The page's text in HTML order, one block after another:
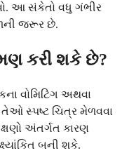
આ સંકેતો વધુ ગંભીર
જરૂર છે.
કરી શકે છે?
વોમિટિંગ અથવા
તેઓ સ્પષ્ટ ચિત્ર મેળવવા
અંતર્ગત કારણ
બની શકે.